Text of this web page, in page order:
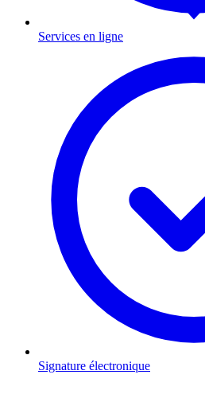
Services en ligne
Signature électronique